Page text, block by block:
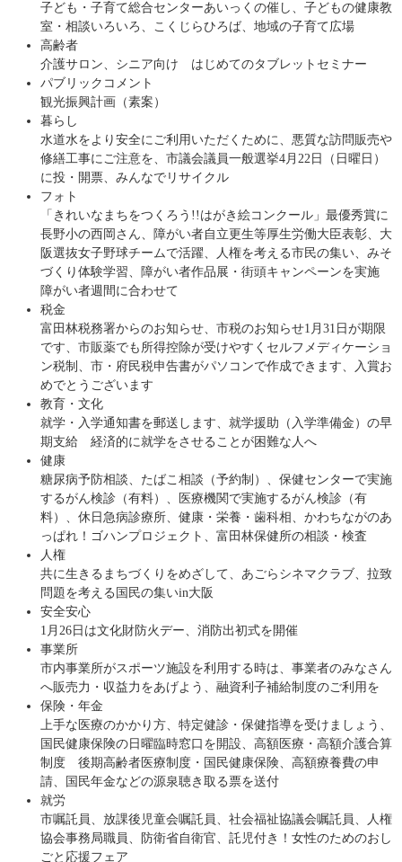
子ども・子育て総合センターあいっくの催し、子どもの健康教
室・相談いろいろ、こくじらひろば、地域の子育て広場
高齢者
介護サロン、シニア向け はじめてのタブレットセミナー
パブリックコメント
観光振興計画（素案）
暮らし
水道水をより安全にご利用いただくために、悪質な訪問販売や
修繕工事にご注意を、市議会議員一般選挙4月22日（日曜日）
に投・開票、みんなでリサイクル
フォト
「きれいなまちをつくろう!!はがき絵コンクール」最優秀賞に
長野小の西岡さん、障がい者自立更生等厚生労働大臣表彰、大
阪選抜女子野球チームで活躍、人権を考える市民の集い、みそ
づくり体験学習、障がい者作品展・街頭キャンペーンを実施
障がい者週間に合わせて
税金
富田林税務署からのお知らせ、市税のお知らせ1月31日が期限
です、市販薬でも所得控除が受けやすくセルフメディケーショ
ン税制、市・府民税申告書がパソコンで作成できます、入賞お
めでとうございます
教育・文化
就学・入学通知書を郵送します、就学援助（入学準備金）の早
期支給 経済的に就学をさせることが困難な人へ
健康
糖尿病予防相談、たばこ相談（予約制）、保健センターで実施
するがん検診（有料）、医療機関で実施するがん検診（有
料）、休日急病診療所、健康・栄養・歯科相、かわちながのあ
っぱれ！ゴハンプロジェクト、富田林保健所の相談・検査
人権
共に生きるまちづくりをめざして、あごらシネマクラブ、拉致
問題を考える国民の集いin大阪
安全安心
1月26日は文化財防火デー、消防出初式を開催
事業所
市内事業所がスポーツ施設を利用する時は、事業者のみなさん
へ販売力・収益力をあげよう、融資利子補給制度のご利用を
保険・年金
上手な医療のかかり方、特定健診・保健指導を受けましょう、
国民健康保険の日曜臨時窓口を開設、高額医療・高額介護合算
制度 後期高齢者医療制度・国民健康保険、高額療養費の申
請、国民年金などの源泉聴き取る票を送付
就労
市嘱託員、放課後児童会嘱託員、社会福祉協議会嘱託員、人権
協会事務局職員、防衛省自衛官、託児付き！女性のためのおし
ごと応援フェア